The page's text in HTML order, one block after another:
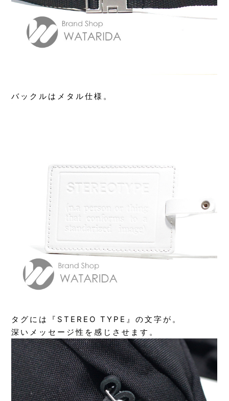
バックルはメタル仕様。
タグには『STEREO TYPE』の文字が。
深いメッセージ性を感じさせます。